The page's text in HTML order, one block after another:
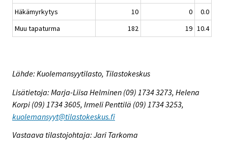
Häkämyrkytys
10 0
0.0
Muu tapaturma
182 19 10.4
Lähde: Kuolemansyytilasto, Tilastokeskus
Lisätietoja: Marja-Liisa Helminen (09) 1734 3273, Helena
Korpi (09) 1734 3605, Irmeli Penttilä (09) 1734 3253,
kuolemansyyt@tilastokeskus.fi
Vastaava tilastojohtaja: Jari Tarkoma